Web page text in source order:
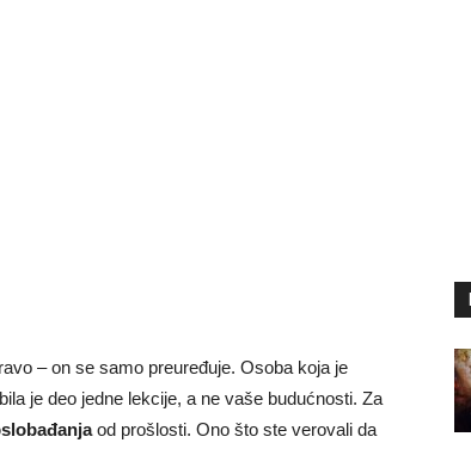
– on se samo preuređuje. Osoba koja je
je deo jedne lekcije, a ne vaše budućnosti. Za
od prošlosti. Ono što ste verovali da